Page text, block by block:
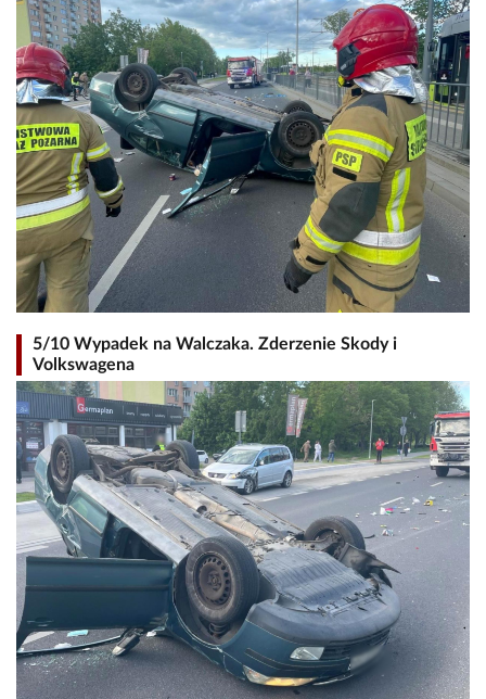
5/10 Wypadek na Walczaka. Zderzenie Skody i
Volkswagena